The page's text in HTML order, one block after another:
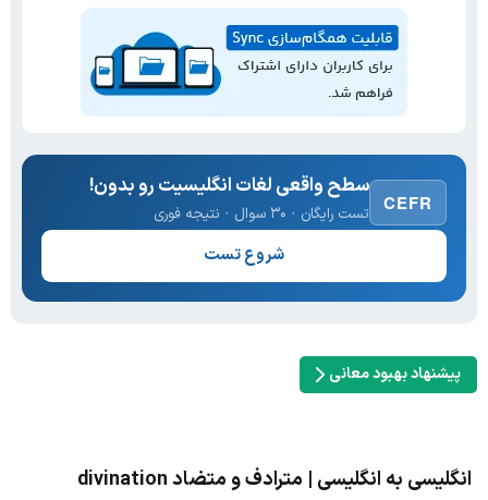
CEFR
سطح واقعی لغات انگلیسیت رو بدون!
تست رایگان · ۳۰ سوال · نتیجه فوری
شروع تست
پیشنهاد بهبود معانی
انگلیسی به انگلیسی | مترادف و متضاد divination